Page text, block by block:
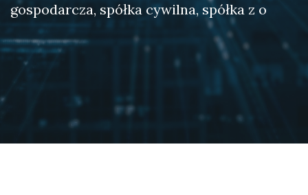
gospodarcza, spółka cywilna, spółka z o